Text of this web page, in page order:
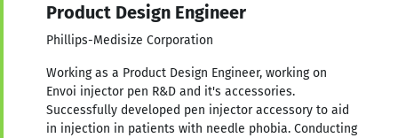
Product Design Engineer
Phillips-Medisize Corporation
Working as a Product Design Engineer, working on
Envoi injector pen R&D and it's accessories.
Successfully developed pen injector accessory to aid
in injection in patients with needle phobia. Conducting